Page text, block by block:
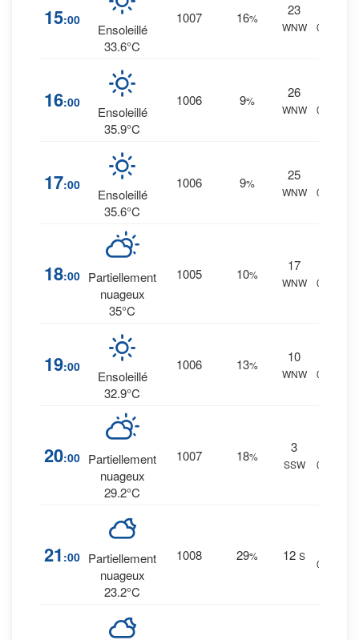
15:00
Ensoleillé
33.6°C
1007 16%
23
WNW
0 mm.
16:00
Ensoleillé
35.9°C
1006 9%
26
WNW
0 mm.
17:00
Ensoleillé
35.6°C
1006 9%
25
WNW
0 mm.
18:00 Partiellement
nuageux
35°C
1005 10%
17
WNW
0 mm.
19:00
Ensoleillé
32.9°C
1006 13%
10
WNW
0 mm.
20:00 Partiellement
nuageux
29.2°C
1007 18%
3
SSW
0 mm.
21 :00 Partiellement
nuageux
23.2°C
1008 29% 12 S
0 mm.